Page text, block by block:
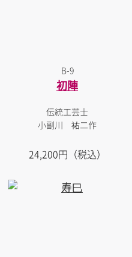
B-9
初陣
伝統工芸士
小副川 祐二作
24,200円（税込）